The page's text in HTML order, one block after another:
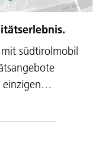
südtirolmobil
einzigen…